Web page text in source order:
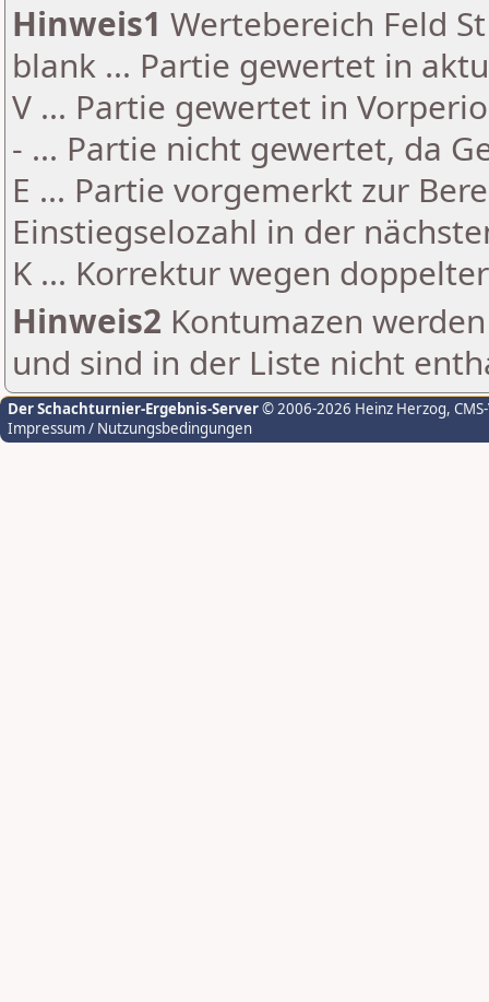
Hinweis1 Wertebereich Feld
blank ... Partie gewertet in
V ... Partie gewertet in
- ... Partie nicht gewertet, da
E ... Partie vorgemerkt zur
Einstiegselozahl in der
K ... Korrektur wegen
Hinweis2 Kontumazen
und sind in der Liste nicht
Der Schachturnier-Ergebnis-Server© 2006-2026 Heinz Herzog,
Impressum / Nutzungsbedingungen